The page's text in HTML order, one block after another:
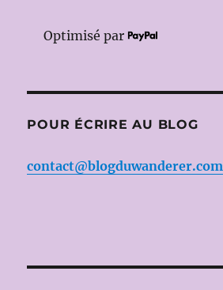
Optimisé par
POUR ÉCRIRE AU BLOG
contact@blogduwanderer.com